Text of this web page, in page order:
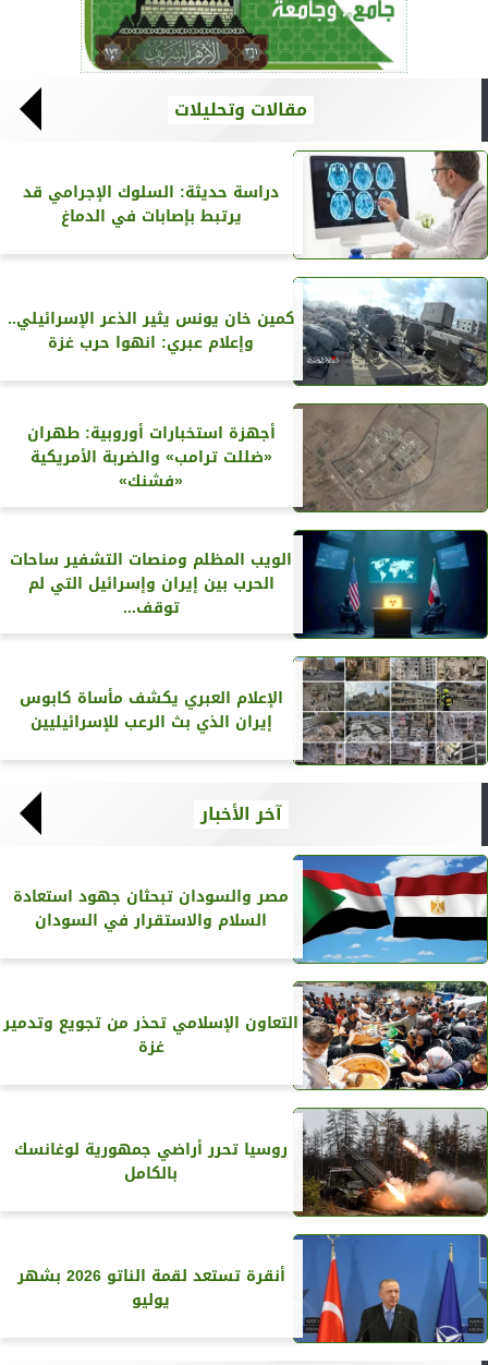
مقالات وتحليلات
دراسة حديثة: السلوك الإجرامي قد
يرتبط بإصابات في الدماغ
كمين خان يونس يثير الذعر الإسرائيلي..
وإعلام عبري: انهوا حرب غزة
أجهزة استخبارات أوروبية: طهران
«ضللت ترامب» والضربة الأمريكية
«فشنك»
الويب المظلم ومنصات التشفير ساحات
الحرب بين إيران وإسرائيل التي لم
توقف...
الإعلام العبري يكشف مأساة كابوس
إيران الذي بث الرعب للإسرائيليين
آخر الأخبار
مصر والسودان تبحثان جهود استعادة
السلام والاستقرار في السودان
التعاون الإسلامي تحذر من تجويع وتدمير
غزة
روسيا تحرر أراضي جمهورية لوغانسك
بالكامل
أنقرة تستعد لقمة الناتو 2026 بشهر
يوليو